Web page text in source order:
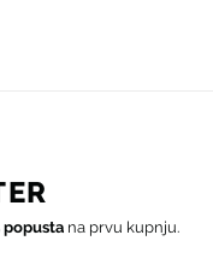
popustana prvu kupnju.